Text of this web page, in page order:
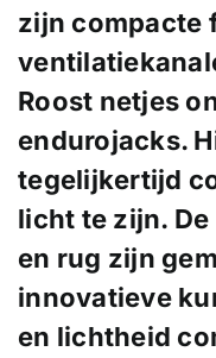
zijn compacte
Roost netjes
endurojacks.
tegelijkertijd
licht te zijn.
en rug zijn
innovatieve
en lichtheid